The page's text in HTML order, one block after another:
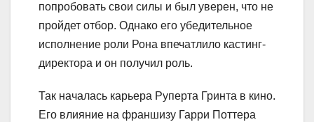
попробовать свои силы и был уверен, что не
пройдет отбор. Однако его убедительное
исполнение роли Рона впечатлило кастинг-
директора и он получил роль.
Так началась карьера Руперта Гринта в кино.
Его влияние на франшизу Гарри Поттера